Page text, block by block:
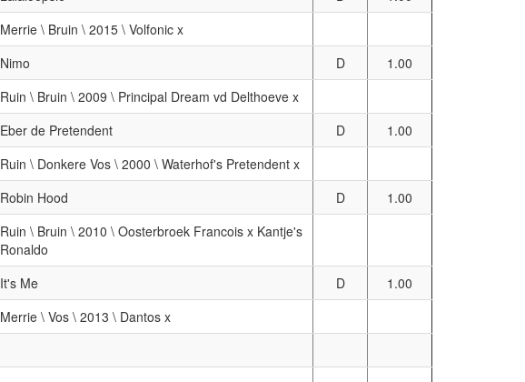
Merrie \ Bruin \ 2015 \ Volfonic x
Nimo D
1.00
Ruin \ Bruin \ 2009 \ Principal Dream vd Delthoeve x
Eber de Pretendent D
1.00
Ruin \ Donkere Vos \ 2000 \ Waterhof's Pretendent x
Robin Hood D
1.00
Ruin \ Bruin \ 2010 \ Oosterbroek Francois x Kantje's
Ronaldo
It's Me D
1.00
Merrie \ Vos \ 2013 \ Dantos x